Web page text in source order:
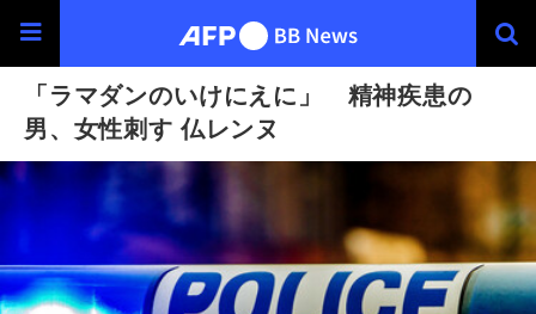
「ラマダンのいけにえに」 精神疾患の
男、女性刺す 仏レンヌ